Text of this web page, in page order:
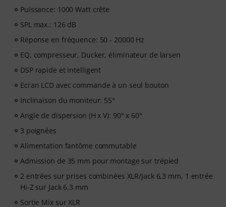
Puissance: 1000 Watt crête
SPL max.: 126 dB
Réponse en fréquence: 50 - 20000 Hz
EQ, compresseur, Ducker, éliminateur de larsen
DSP rapide et intelligent
Ecran LCD avec commande à un seul bouton
Inclinaison du moniteur: 55°
Angle de dispersion (H x V): 90° x 60°
3 poignées
Alimentation fantôme commutable
Admission de 35 mm pour montage sur trépied
2 entrées sur prises combinées XLR/Jack 6,3 mm, 1 entrée
Hi-Z sur Jack 6,3 mm
Sortie Mix sur XLR